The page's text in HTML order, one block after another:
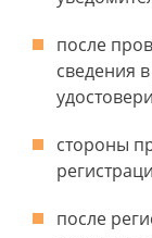
после
сведения
стороны
после